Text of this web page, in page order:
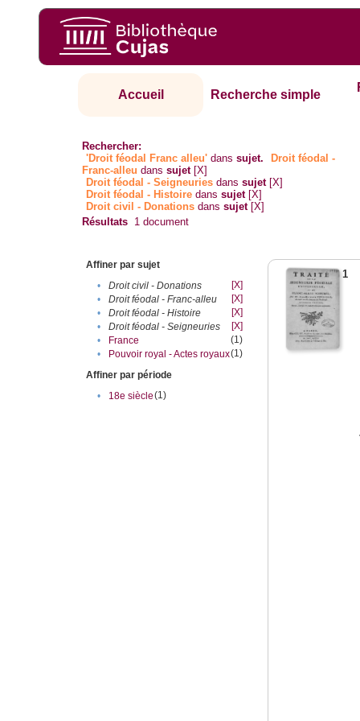
Accueil Recherche simple
Rechercher:
'Droit féodal Franc alleu' danssujet.
Droit féodal -
Franc-alleu‎ danssujet [X]
Droit féodal - Seigneuries danssujet [X]
Droit féodal - Histoire danssujet [X]
Droit civil - Donations danssujet [X]
Résultats 1 document
Affiner par sujet
•
Droit civil - Donations
[X]
•
Droit féodal - Franc-alleu‎
[X]
•
Droit féodal - Histoire
[X]
•
Droit féodal - Seigneuries
[X]
•
France
(1)
•
Pouvoir royal - Actes royaux(1)
Affiner par période
•
18e siècle(1)
1